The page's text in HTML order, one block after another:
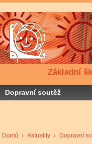
Základní
Dopravní soutěž
Domů › Aktuality › Dopravní